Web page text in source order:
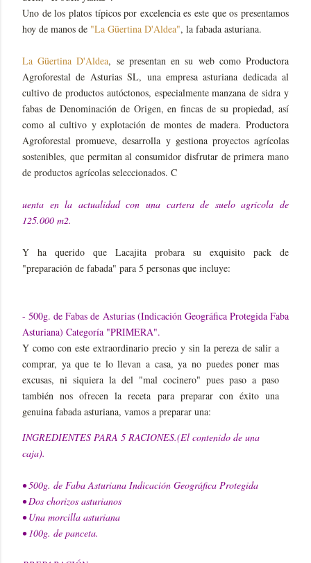
Uno de los platos típicos por excelencia es este que os presentamos
hoy de manos de "La Güertina D'Aldea", la fabada asturiana.
La Güertina D'Aldea, se presentan en su web como Productora
Agroforestal de Asturias SL, una empresa asturiana dedicada al
cultivo de productos autóctonos, especialmente manzana de sidra y
fabas de Denominación de Origen, en fincas de su propiedad, así
como al cultivo y explotación de montes de madera. Productora
Agroforestal promueve, desarrolla y gestiona proyectos agrícolas
sostenibles, que permitan al consumidor disfrutar de primera mano
de productos agrícolas seleccionados. C
uenta en la actualidad con una cartera de suelo agrícola de
125.000 m2.
Y ha querido que Lacajita probara su exquisito pack de
"preparación de fabada" para 5 personas que incluye:
- 500g. de Fabas de Asturias (Indicación Geográfica Protegida Faba
Asturiana) Categoría "PRIMERA".
Y como con este extraordinario precio y sin la pereza de salir a
comprar, ya que te lo llevan a casa, ya no puedes poner mas
excusas, ni siquiera la del "mal cocinero" pues paso a paso
también nos ofrecen la receta para preparar con éxito una
genuina fabada asturiana, vamos a preparar una:
INGREDIENTES PARA 5 RACIONES.(El contenido de una
caja).
• 500g. de Faba Asturiana Indicación Geográfica Protegida
• Dos chorizos asturianos
• Una morcilla asturiana
• 100g. de panceta.